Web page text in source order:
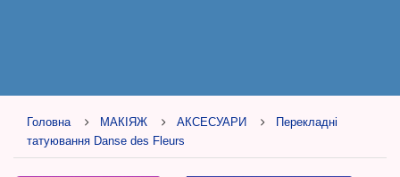
Головна МАКІЯЖ АКСЕСУАРИ
Перекладні
татуювання Danse des Fleurs